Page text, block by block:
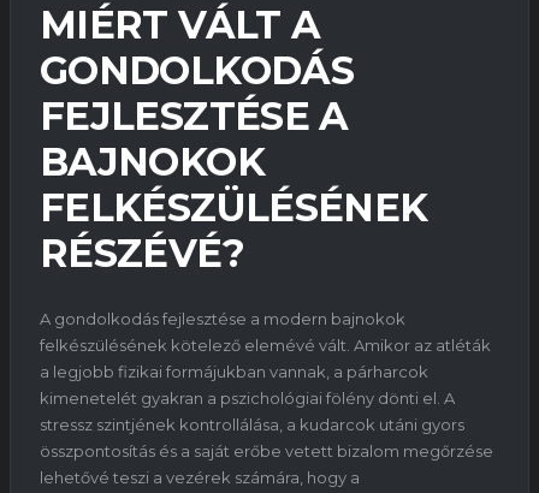
MIÉRT VÁLT A
GONDOLKODÁS
FEJLESZTÉSE A
BAJNOKOK
FELKÉSZÜLÉSÉNEK
RÉSZÉVÉ?
A gondolkodás fejlesztése a modern bajnokok
felkészülésének kötelező elemévé vált. Amikor az atléták
a legjobb fizikai formájukban vannak, a párharcok
kimenetelét gyakran a pszichológiai fölény dönti el. A
stressz szintjének kontrollálása, a kudarcok utáni gyors
összpontosítás és a saját erőbe vetett bizalom megőrzése
lehetővé teszi a vezérek számára, hogy a